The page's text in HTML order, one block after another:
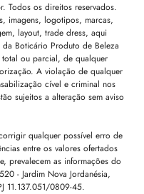
Todos os direitos reservados.
imagens, logotipos, marcas,
layout, trade dress, aqui
Boticário Produto de Beleza
ou parcial, de qualquer
A violação de qualquer
cível e criminal nos
sujeitos a alteração sem aviso
qualquer possível erro de
entre os valores ofertados
prevalecem as informações do
- Jardim Nova Jordanésia,
11.137.051/0809-45.